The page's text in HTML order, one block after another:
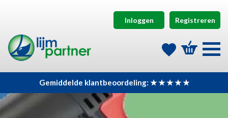
Inloggen Registreren
Gemiddelde klantbeoordeling: ★ ★ ★ ★ ★